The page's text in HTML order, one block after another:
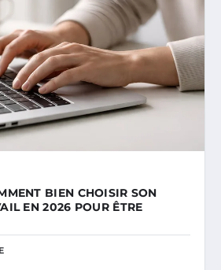
BIEN CHOISIR SON
EN 2026 POUR ÊTRE